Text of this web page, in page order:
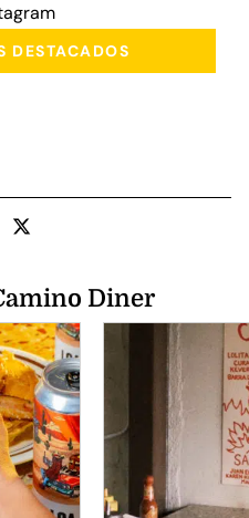
DESTACADOS
Diner